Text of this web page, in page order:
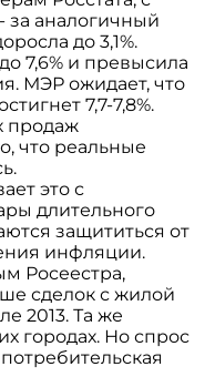
за аналогичный
до 3,1%.
7,6% и превысила
МЭР ожидает, что
7,7-7,8%.
продаж
что реальные
это с
длительного
защититься от
инфляции.
Росеестра,
сделок с жилой
2013. Та же
городах. Но спрос